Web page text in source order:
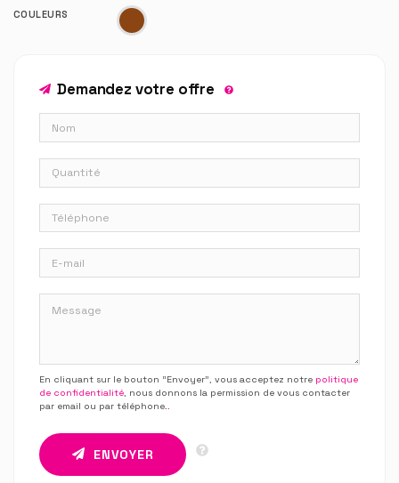
COULEURS
Demandez votre offre
En cliquant sur le bouton “Envoyer”, vous acceptez notre politique
de confidentialité, nous donnons la permission de vous contacter
par email ou par téléphone..
ENVOYER